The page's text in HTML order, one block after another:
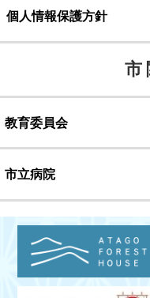
個人情報保護方針
市
教育委員会
市立病院
議会
表示 スマー